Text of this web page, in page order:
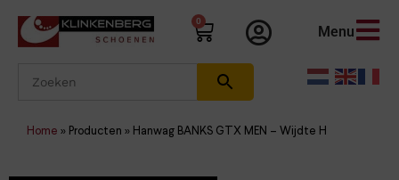
0
Menu
Home » Producten » Hanwag BANKS GTX MEN – Wijdte H